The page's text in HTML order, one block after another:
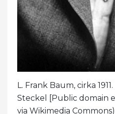
L. Frank Baum, cirka
Steckel [Public domain
via Wikimedia Commons)